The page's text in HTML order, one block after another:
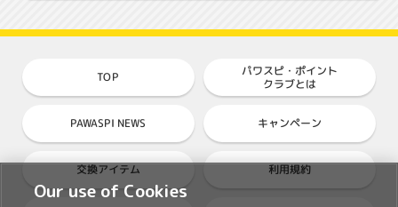
TOP パワスピ・ポイント
クラブとは
PAWASPI NEWS キャンペーン
交換アイテム 利用規約
Our use of Cookies